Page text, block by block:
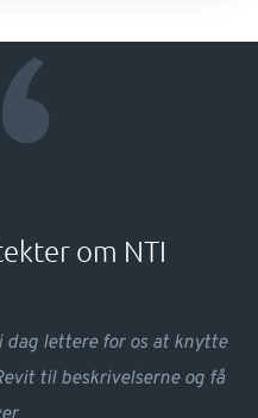
om NTI
dag lettere for os at knytte
til beskrivelserne og få